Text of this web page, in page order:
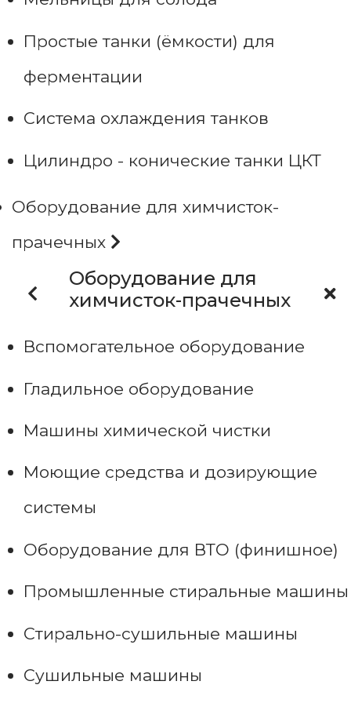
Простые танки (ёмкости) для
ферментации
Система охлаждения танков
Цилиндро - конические танки ЦКТ
Оборудование для химчисток-
прачечных
Оборудование для
химчисток-прачечных
Вспомогательное оборудование
Гладильное оборудование
Машины химической чистки
Моющие средства и дозирующие
системы
Оборудование для ВТО (финишное)
Промышленные стиральные машины
Стирально-сушильные машины
Сушильные машины